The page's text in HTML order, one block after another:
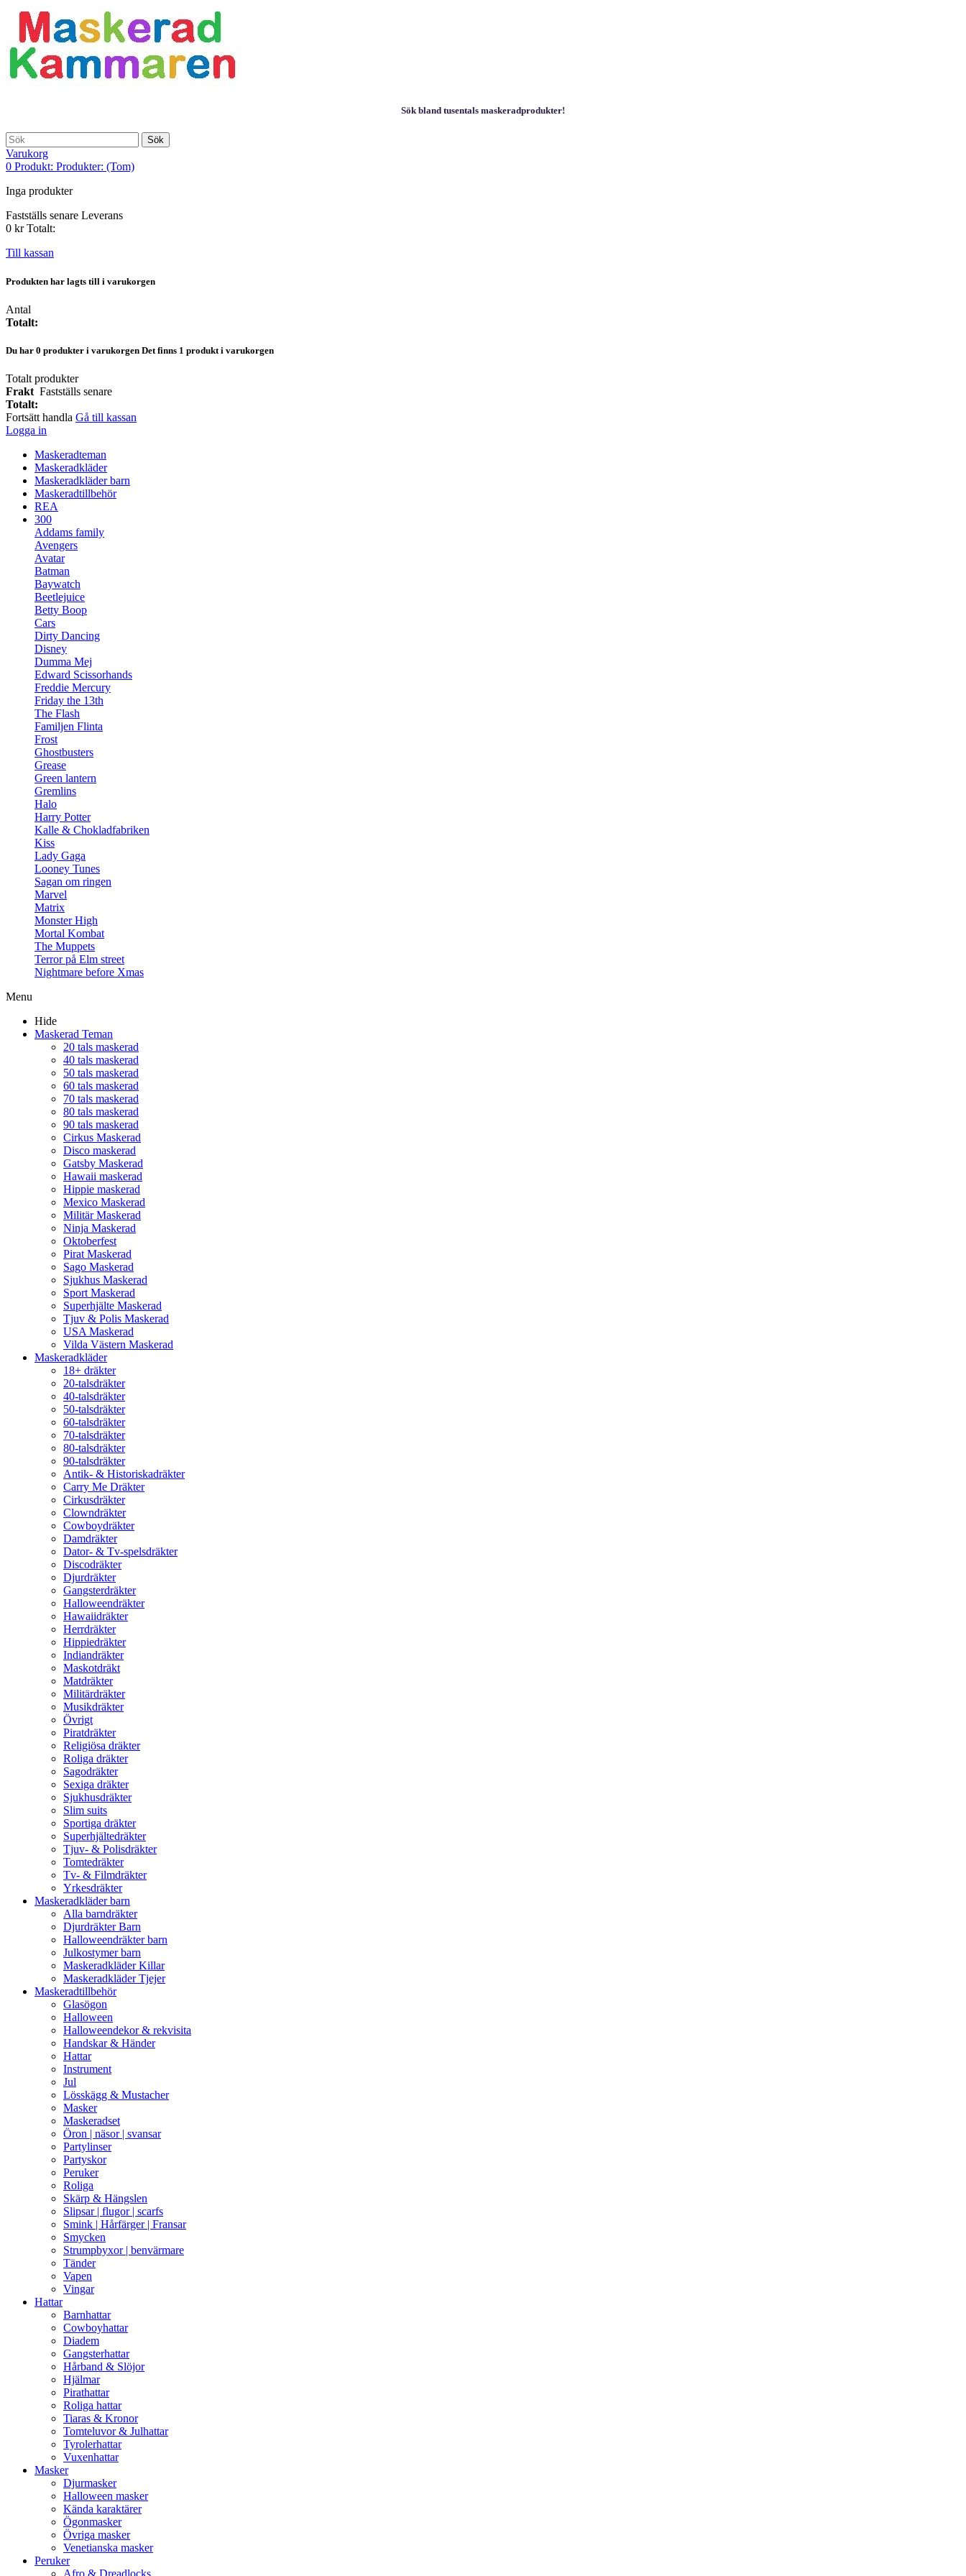
Sök bland tusentals maskeradprodukter!
Sök
Varukorg
0 Produkt: Produkter: (Tom)
Inga produkter
Fastställs senare Leverans
0 kr Totalt:
Till kassan
Produkten har lagts till i varukorgen
Antal
Totalt:
Du har 0 produkter i varukorgen Det finns 1 produkt i varukorgen
Totalt produkter
Frakt Fastställs senare
Totalt:
Fortsätt handla Gå till kassan
Logga in
Maskeradteman
Maskeradkläder
Maskeradkläder barn
Maskeradtillbehör
REA
300
Addams family
Avengers
Avatar
Batman
Baywatch
Beetlejuice
Betty Boop
Cars
Dirty Dancing
Disney
Dumma Mej
Edward Scissorhands
Freddie Mercury
Friday the 13th
The Flash
Familjen Flinta
Frost
Ghostbusters
Grease
Green lantern
Gremlins
Halo
Harry Potter
Kalle & Chokladfabriken
Kiss
Lady Gaga
Looney Tunes
Sagan om ringen
Marvel
Matrix
Monster High
Mortal Kombat
The Muppets
Terror på Elm street
Nightmare before Xmas
Menu
Hide
Maskerad Teman
20 tals maskerad
40 tals maskerad
50 tals maskerad
60 tals maskerad
70 tals maskerad
80 tals maskerad
90 tals maskerad
Cirkus Maskerad
Disco maskerad
Gatsby Maskerad
Hawaii maskerad
Hippie maskerad
Mexico Maskerad
Militär Maskerad
Ninja Maskerad
Oktoberfest
Pirat Maskerad
Sago Maskerad
Sjukhus Maskerad
Sport Maskerad
Superhjälte Maskerad
Tjuv & Polis Maskerad
USA Maskerad
Vilda Västern Maskerad
Maskeradkläder
18+ dräkter
20-talsdräkter
40-talsdräkter
50-talsdräkter
60-talsdräkter
70-talsdräkter
80-talsdräkter
90-talsdräkter
Antik- & Historiskadräkter
Carry Me Dräkter
Cirkusdräkter
Clowndräkter
Cowboydräkter
Damdräkter
Dator- & Tv-spelsdräkter
Discodräkter
Djurdräkter
Gangsterdräkter
Halloweendräkter
Hawaiidräkter
Herrdräkter
Hippiedräkter
Indiandräkter
Maskotdräkt
Matdräkter
Militärdräkter
Musikdräkter
Övrigt
Piratdräkter
Religiösa dräkter
Roliga dräkter
Sagodräkter
Sexiga dräkter
Sjukhusdräkter
Slim suits
Sportiga dräkter
Superhjältedräkter
Tjuv- & Polisdräkter
Tomtedräkter
Tv- & Filmdräkter
Yrkesdräkter
Maskeradkläder barn
Alla barndräkter
Djurdräkter Barn
Halloweendräkter barn
Julkostymer barn
Maskeradkläder Killar
Maskeradkläder Tjejer
Maskeradtillbehör
Glasögon
Halloween
Halloweendekor & rekvisita
Handskar & Händer
Hattar
Instrument
Jul
Lösskägg & Mustacher
Masker
Maskeradset
Öron | näsor | svansar
Partylinser
Partyskor
Peruker
Roliga
Skärp & Hängslen
Slipsar | flugor | scarfs
Smink | Hårfärger | Fransar
Smycken
Strumpbyxor | benvärmare
Tänder
Vapen
Vingar
Hattar
Barnhattar
Cowboyhattar
Diadem
Gangsterhattar
Hårband & Slöjor
Hjälmar
Pirathattar
Roliga hattar
Tiaras & Kronor
Tomteluvor & Julhattar
Tyrolerhattar
Vuxenhattar
Masker
Djurmasker
Halloween masker
Kända karaktärer
Ögonmasker
Övriga masker
Venetianska masker
Peruker
Afro & Dreadlocks